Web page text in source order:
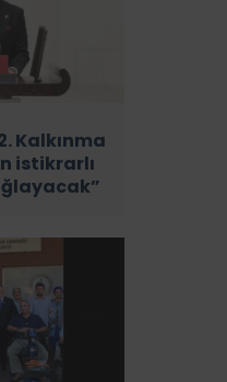
Kalkınma
istikrarlı